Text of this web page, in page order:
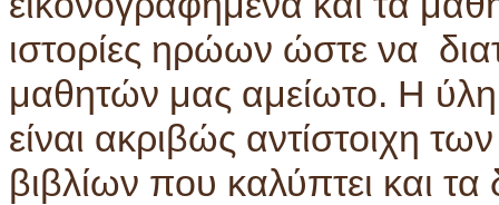
ιστορίες ηρώων ώστε να
μαθητών μας αμείωτο. Η
είναι ακριβώς αντίστοιχη
βιβλίων που καλύπτει και